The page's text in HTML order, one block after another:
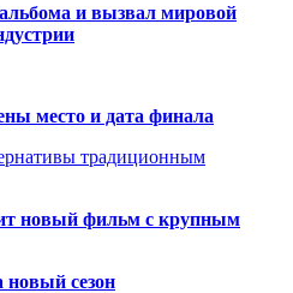
и вызвал мировой
место и дата финала
традиционным
новый фильм с крупным
новый сезон